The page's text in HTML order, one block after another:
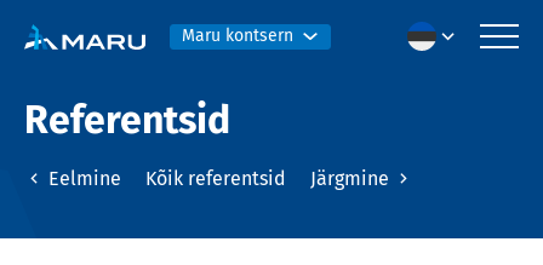
Maru kontsern
Referentsid
Eelmine Kõik referentsid Järgmine